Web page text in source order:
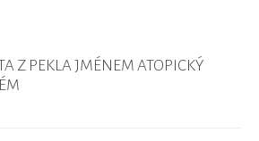
Z PEKLA JMÉNEM ATOPICKÝ